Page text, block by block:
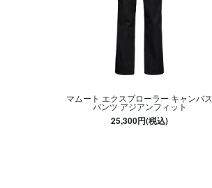
マムート エクスプローラー キャンバス
パンツ アジアンフィット
25,300円(税込)